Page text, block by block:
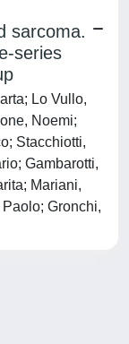
sarcoma.
series
Lo Vullo,
Noemi;
Stacchiotti,
Gambarotti,
Mariani,
Gronchi,